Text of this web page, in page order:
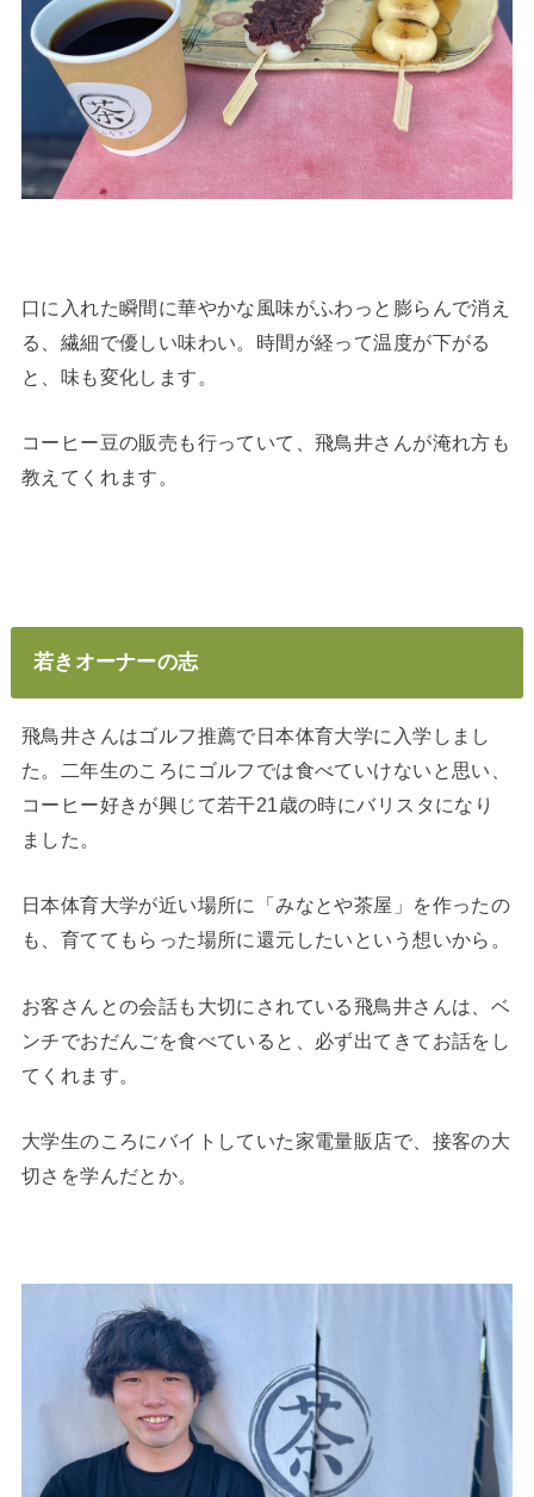
口に入れた瞬間に華やかな風味がふわっと膨らんで消え
る、繊細で優しい味わい。時間が経って温度が下がる
と、味も変化します。
コーヒー豆の販売も行っていて、飛鳥井さんが淹れ方も
教えてくれます。
若きオーナーの志
飛鳥井さんはゴルフ推薦で日本体育大学に入学しまし
た。二年生のころにゴルフでは食べていけないと思い、
コーヒー好きが興じて若干21歳の時にバリスタになり
ました。
日本体育大学が近い場所に「みなとや茶屋」を作ったの
も、育ててもらった場所に還元したいという想いから。
お客さんとの会話も大切にされている飛鳥井さんは、ベ
ンチでおだんごを食べていると、必ず出てきてお話をし
てくれます。
大学生のころにバイトしていた家電量販店で、接客の大
切さを学んだとか。